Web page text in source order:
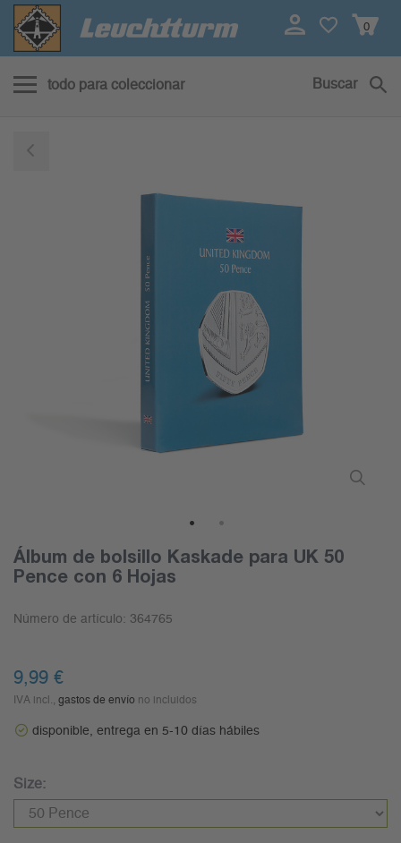
0
todo para coleccionar Buscar
Álbum de bolsillo Kaskade para UK 50
Pence con 6 Hojas
Número de artículo: 364765
9,99 €
IVA incl., gastos de envío no incluidos
disponible, entrega en 5-10 días hábiles
Size: